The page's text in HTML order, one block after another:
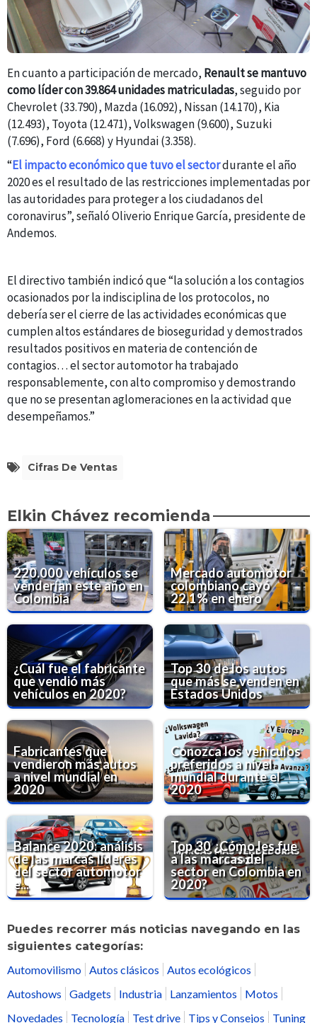
En cuanto a participación de mercado, Renault se mantuvo
como líder con 39.864 unidades matriculadas, seguido por
Chevrolet (33.790), Mazda (16.092), Nissan (14.170), Kia
(12.493), Toyota (12.471), Volkswagen (9.600), Suzuki
(7.696), Ford (6.668) y Hyundai (3.358).
“El impacto económico que tuvo el sectordurante el año
2020 es el resultado de las restricciones implementadas por
las autoridades para proteger a los ciudadanos del
coronavirus”, señaló Oliverio Enrique García, presidente de
Andemos.
El directivo también indicó que “la solución a los contagios
ocasionados por la indisciplina de los protocolos, no
debería ser el cierre de las actividades económicas que
cumplen altos estándares de bioseguridad y demostrados
resultados positivos en materia de contención de
contagios… el sector automotor ha trabajado
responsablemente, con alto compromiso y demostrando
que no se presentan aglomeraciones en la actividad que
desempeñamos.”
Cifras De Ventas
Elkin Chávez recomienda
220.000 vehículos se
venderían este año en
Colombia
Mercado automotor
colombiano cayó
22,1% en enero
¿Cuál fue el fabricante
que vendió más
vehículos en 2020?
Top 30 de los autos
que más se venden en
Estados Unidos
Fabricantes que
vendieron más autos
a nivel mundial en
2020
Conozca los vehículos
preferidos a nivel
mundial durante el
2020
Balance 2020: análisis
de las marcas líderes
del sector automotor
e...
Top 30 ¿Cómo les fue
a las marcas del
sector en Colombia en
2020?
Puedes recorrer más noticias navegando en las
siguientes categorías:
Automovilismo
Autos clásicos
Autos ecológicos
Autoshows
Gadgets Industria Lanzamientos
Motos
Novedades
Tecnología Test drive Tips y Consejos Tuning